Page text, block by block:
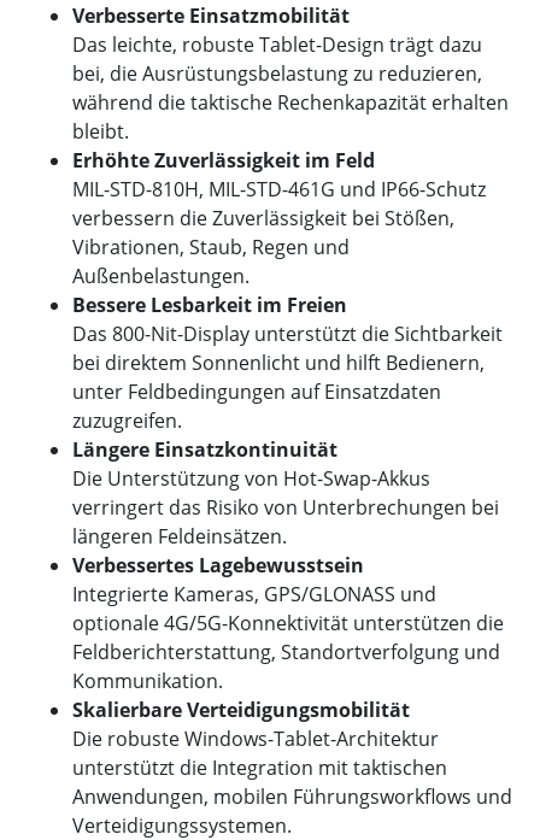
Verbesserte Einsatzmobilität
Das leichte, robuste Tablet-Design trägt dazu
bei, die Ausrüstungsbelastung zu reduzieren,
während die taktische Rechenkapazität erhalten
bleibt.
Erhöhte Zuverlässigkeit im Feld
MIL-STD-810H, MIL-STD-461G und IP66-Schutz
verbessern die Zuverlässigkeit bei Stößen,
Vibrationen, Staub, Regen und
Außenbelastungen.
Bessere Lesbarkeit im Freien
Das 800-Nit-Display unterstützt die Sichtbarkeit
bei direktem Sonnenlicht und hilft Bedienern,
unter Feldbedingungen auf Einsatzdaten
zuzugreifen.
Längere Einsatzkontinuität
Die Unterstützung von Hot-Swap-Akkus
verringert das Risiko von Unterbrechungen bei
längeren Feldeinsätzen.
Verbessertes Lagebewusstsein
Integrierte Kameras, GPS/GLONASS und
optionale 4G/5G-Konnektivität unterstützen die
Feldberichterstattung, Standortverfolgung und
Kommunikation.
Skalierbare Verteidigungsmobilität
Die robuste Windows-Tablet-Architektur
unterstützt die Integration mit taktischen
Anwendungen, mobilen Führungsworkflows und
Verteidigungssystemen.